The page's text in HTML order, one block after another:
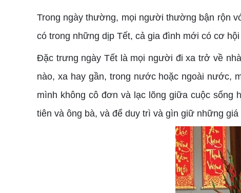
Trong ngày thường, mọi người thường bận rộn
có trong những dịp Tết, cả gia đình mới có cơ
Đặc trưng ngày Tết là mọi người đi xa trở về
nào, xa hay gần, trong nước hoặc ngoài nước,
mình không cô đơn và lạc lõng giữa cuộc sống
tiên và ông bà, và để duy trì và gìn giữ những